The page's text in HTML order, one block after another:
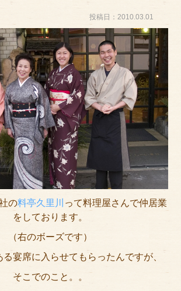
装
投稿日：2010.03.01
の料亭久里川
って料理屋さんで仲居業
をしております。
（右のボーズです）
宴席に入らせてもらったんですが、
そこでのこと。。